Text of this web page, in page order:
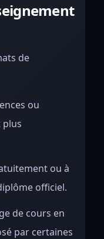
de
ou
plus
ou à
officiel.
de cours en
par certaines